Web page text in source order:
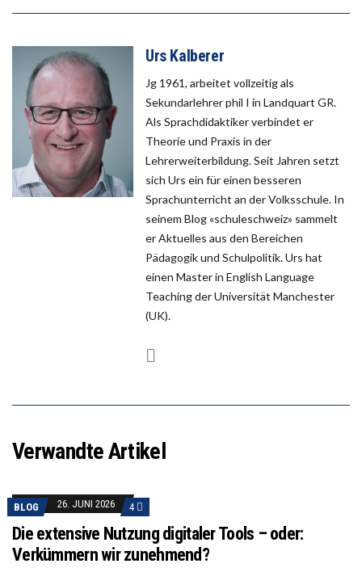
Urs Kalberer
Jg 1961, arbeitet vollzeitig als
Sekundarlehrer phil I in Landquart GR.
Als Sprachdidaktiker verbindet er
Theorie und Praxis in der
Lehrerweiterbildung. Seit Jahren setzt
sich Urs ein für einen besseren
Sprachunterricht an der Volksschule. In
seinem Blog «schuleschweiz» sammelt
er Aktuelles aus den Bereichen
Pädagogik und Schulpolitik. Urs hat
einen Master in English Language
Teaching der Universität Manchester
(UK).
Verwandte Artikel
BLOG 26. JUNI 2026 4
Die extensive Nutzung digitaler Tools – oder:
Verkümmern wir zunehmend?